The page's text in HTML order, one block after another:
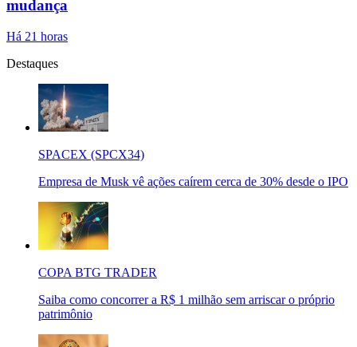
mudança
Há 21 horas
Destaques
SPACEX (SPCX34)
Empresa de Musk vê ações caírem cerca de 30% desde o IPO
COPA BTG TRADER
Saiba como concorrer a R$ 1 milhão sem arriscar o próprio
patrimônio